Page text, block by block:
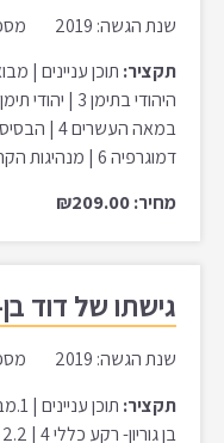
שנת הגשה: 2019 מספר מילים: 10649
תקציר:
דמוגרפיה 6 | מנהיגות הקהילה וחיי הקהילה 6 | עליות יהודי …
מחיר: ₪209.00
גישתו של דוד
שנת הגשה: 2019 מספר מילים: 5538
תקציר: